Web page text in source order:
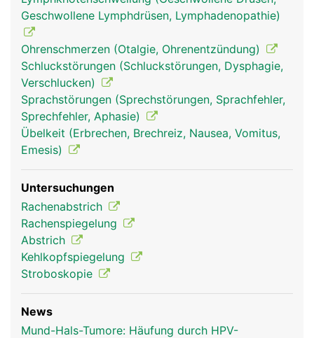
Geschwollene Lymphdrüsen, Lymphadenopathie)
Ohrenschmerzen (Otalgie, Ohrenentzündung)
Schluckstörungen (Schluckstörungen, Dysphagie,
Verschlucken)
Sprachstörungen (Sprechstörungen, Sprachfehler,
Sprechfehler, Aphasie)
Übelkeit (Erbrechen, Brechreiz, Nausea, Vomitus,
Emesis)
Untersuchungen
Rachenabstrich
Rachenspiegelung
Abstrich
Kehlkopfspiegelung
Stroboskopie
News
Mund-Hals-Tumore: Häufung durch HPV-